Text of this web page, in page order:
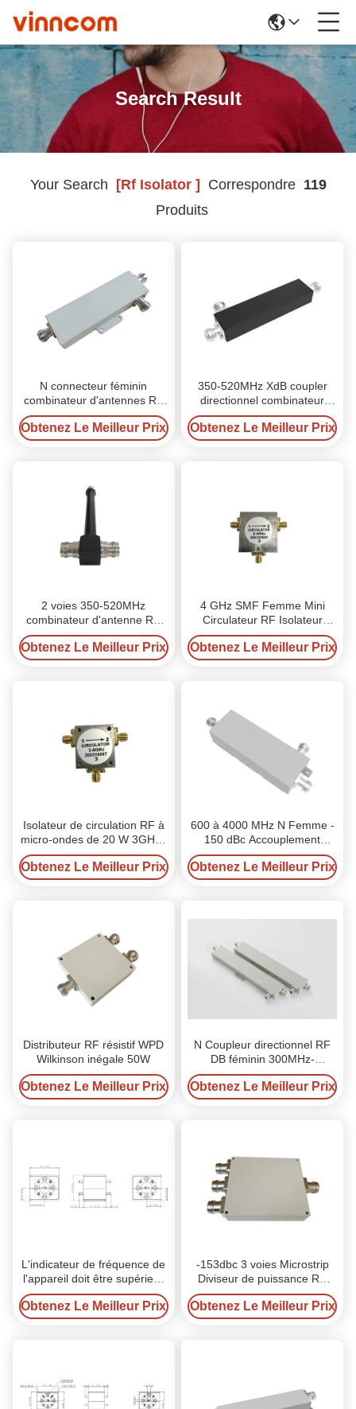
Search Result
Your Search [rf Isolator ] Correspondre 119
Produits
N connecteur féminin
combinateur d'antennes RF
VN-DC-035052-ONx 350-
520MHz 50Ohm ≤1.2VSWR,
Obtenez Le Meilleur Prix
350-520MHz XdB coupler
directionnel combinateur
d'antenne RF pour intérieur /
extérieur
Obtenez Le Meilleur Prix
2 voies 350-520MHz
combinateur d'antenne RF
50 Ohm Impédance IP65
Protection N Connecteur
féminin
Obtenez Le Meilleur Prix
4 GHz SMF Femme Mini
Circulateur RF Isolateur
Transmetteur d'onde
électromagnétique
Obtenez Le Meilleur Prix
Isolateur de circulation RF à
micro-ondes de 20 W 3GHZ-
6GHZ SMA Femme
Obtenez Le Meilleur Prix
600 à 4000 MHz N Femme -
150 dBc Accouplement
directionnel RF
Obtenez Le Meilleur Prix
Distributeur RF résistif WPD
Wilkinson inégale 50W
Obtenez Le Meilleur Prix
N Coupleur directionnel RF
DB féminin 300MHz-
1000MHz pour le DAS / IBS
Obtenez Le Meilleur Prix
L'indicateur de fréquence de
l'appareil doit être supérieur
ou égal à:
Obtenez Le Meilleur Prix
-153dbc 3 voies Microstrip
Diviseur de puissance RF
Diviseur pour DAS
Obtenez Le Meilleur Prix